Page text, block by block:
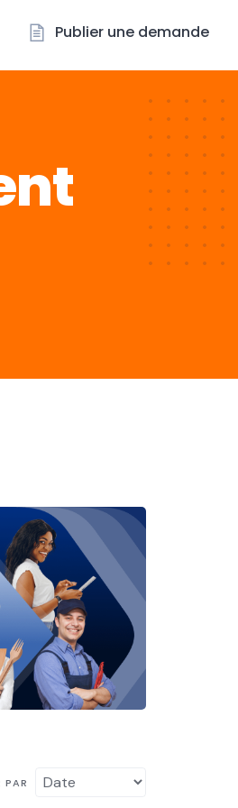
Publier une demande
PAR